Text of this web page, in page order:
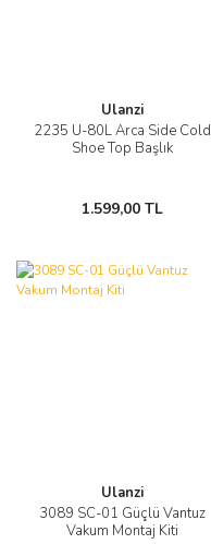
Ulanzi
2235 U-80L Arca Side Cold
Shoe Top Başlık
1.599,00 TL
Ulanzi
3089 SC-01 Güçlü Vantuz
Vakum Montaj Kiti